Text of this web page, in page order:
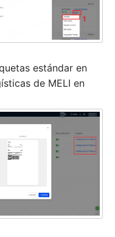
estándar en
de MELI en